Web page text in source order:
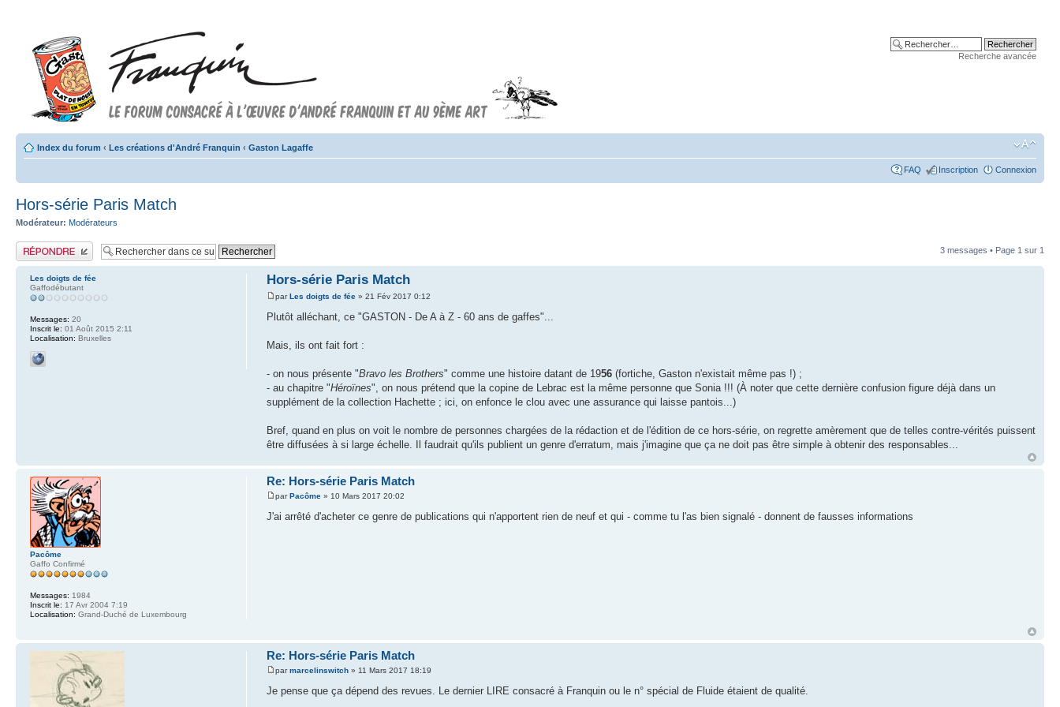
Recherche avancée
Index du forum ‹ Les créations d'André Franquin ‹ Gaston Lagaffe
FAQ Inscription Connexion
Hors-série Paris Match
Modérateur: Modérateurs
Publier une réponse 3 messages • Page 1 sur 1
Hors-série Paris Match
parLes doigts de fée » 21 Fév 2017 0:12
Plutôt alléchant, ce "GASTON - De A à Z - 60 ans de gaffes"...
Mais, ils ont fait fort :
- on nous présente "Bravo les Brothers" comme une histoire datant de 1956 (fortiche, Gaston n'existait même pas !) ;
- au chapitre "Héroïnes", on nous prétend que la copine de Lebrac est la même personne que Sonia !!! (À noter que cette dernière confusion figure déjà dans un
supplément de la collection Hachette ; ici, on enfonce le clou avec une assurance qui laisse pantois...)
Bref, quand en plus on voit le nombre de personnes chargées de la rédaction et de l'édition de ce hors-série, on regrette amèrement que de telles contre-vérités puissent
être diffusées à si large échelle. Il faudrait qu'ils publient un genre d'erratum, mais j'imagine que ça ne doit pas être simple à obtenir des responsables...
Les doigts de fée
Gaffodébutant
Messages: 20
Inscrit le: 01 Août 2015 2:11
Localisation: Bruxelles
Re: Hors-série Paris Match
parPacôme » 10 Mars 2017 20:02
J'ai arrêté d'acheter ce genre de publications qui n'apportent rien de neuf et qui - comme tu l'as bien signalé - donnent de fausses informations
Pacôme
Gaffo Confirmé
Messages: 1984
Inscrit le: 17 Avr 2004 7:19
Localisation: Grand-Duché de Luxembourg
Re: Hors-série Paris Match
parmarcelinswitch » 11 Mars 2017 18:19
Je pense que ça dépend des revues. Le dernier LIRE consacré à Franquin ou le n° spécial de Fluide étaient de qualité.